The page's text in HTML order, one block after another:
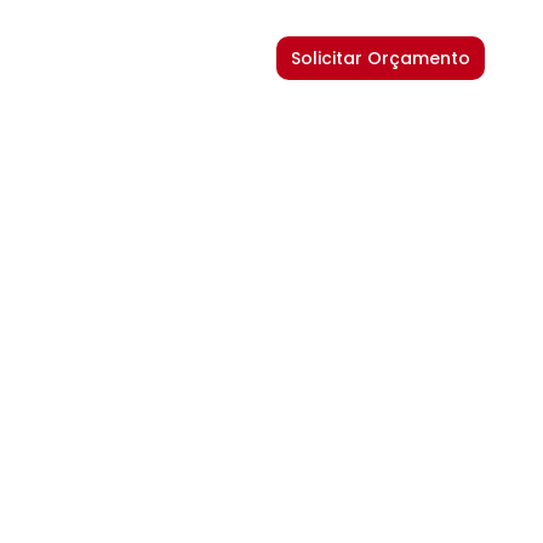
Solicitar Orçamento